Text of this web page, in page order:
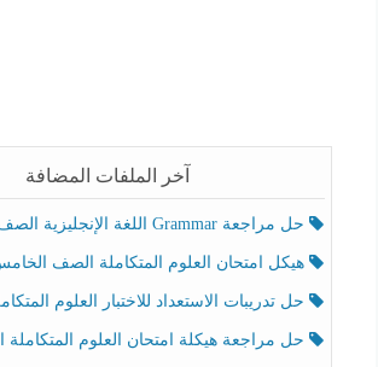
آخر الملفات المضافة
حل مراجعة Grammar اللغة الإنجليزية الصف الخامس الفصل الثالث
هيكل امتحان العلوم المتكاملة الصف الخامس عام الفصل
حل تدريبات الاستعداد للاختبار العلوم المتكاملة الصف
حل مراجعة هيكلة امتحان العلوم المتكاملة الصف الخامس